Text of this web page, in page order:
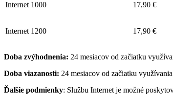
Internet 1000 17,90 €
Internet 1200 17,90 €
Doba zvýhodnenia: 24 mesiacov od začiatku
Doba viazanosti: 24 mesiacov od začiatku
Ďalšie podmienky: Službu Internet je možné